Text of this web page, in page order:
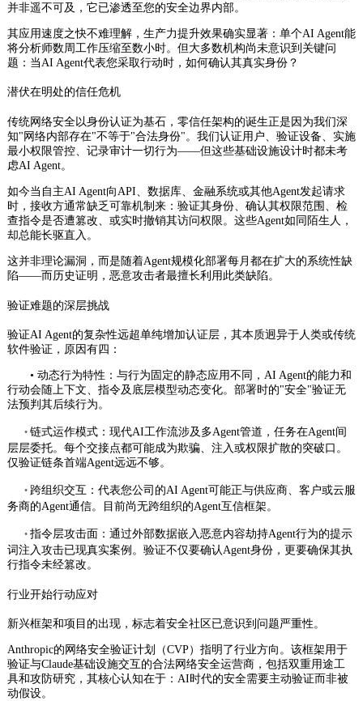
并非遥不可及，它已渗透至您的安全边界内部。
其应用速度之快不难理解，生产力提升效果确实显著：单个AI Agent能
将分析师数周工作压缩至数小时。但大多数机构尚未意识到关键问
题：当AI Agent代表您采取行动时，如何确认其真实身份？
潜伏在明处的信任危机
传统网络安全以身份认证为基石，零信任架构的诞生正是因为我们深
知"网络内部存在"不等于"合法身份"。我们认证用户、验证设备、实施
最小权限管控、记录审计一切行为——但这些基础设施设计时都未考
虑AI Agent。
如今当自主AI Agent向API、数据库、金融系统或其他Agent发起请求
时，接收方通常缺乏可靠机制来：验证其身份、确认其权限范围、检
查指令是否遭篡改、或实时撤销其访问权限。这些Agent如同陌生人，
却总能长驱直入。
这并非理论漏洞，而是随着Agent规模化部署每月都在扩大的系统性缺
陷——而历史证明，恶意攻击者最擅长利用此类缺陷。
验证难题的深层挑战
验证AI Agent的复杂性远超单纯增加认证层，其本质迥异于人类或传统
软件验证，原因有四：
• 动态行为特性：与行为固定的静态应用不同，AI Agent的能力和
行动会随上下文、指令及底层模型动态变化。部署时的"安全"验证无
法预判其后续行为。
• 链式运作模式：现代AI工作流涉及多Agent管道，任务在Agent间
层层委托。每个交接点都可能成为欺骗、注入或权限扩散的突破口。
仅验证链条首端Agent远远不够。
• 跨组织交互：代表您公司的AI Agent可能正与供应商、客户或云服
务商的Agent通信。目前尚无跨组织的Agent互信框架。
• 指令层攻击面：通过外部数据嵌入恶意内容劫持Agent行为的提示
词注入攻击已现真实案例。验证不仅要确认Agent身份，更要确保其执
行指令未经篡改。
行业开始行动应对
新兴框架和项目的出现，标志着安全社区已意识到问题严重性。
Anthropic的网络安全验证计划（CVP）指明了行业方向。该框架用于
验证与Claude基础设施交互的合法网络安全运营商，包括双重用途工
具和攻防研究，其核心认知在于：AI时代的安全需要主动验证而非被
动假设。